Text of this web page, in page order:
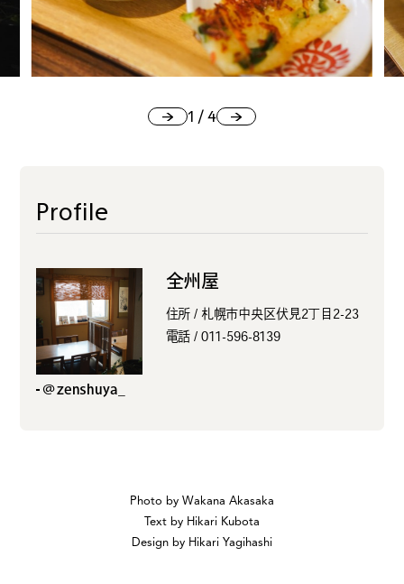
1 / 4
Profile
全州屋
住所 / 札幌市中央区伏見2丁目2-23
電話 / 011-596-8139
@zenshuya_
Photo by Wakana Akasaka
Text by Hikari Kubota
Design by Hikari Yagihashi